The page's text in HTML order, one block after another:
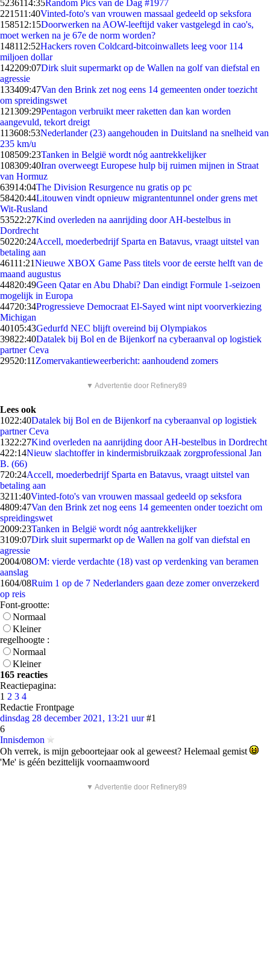
52361 14:35Random Pics van de Dag #1977
221511:40Vinted-foto's van vrouwen massaal gedeeld op seksfora
158512:15Doorwerken na AOW-leeftijd vaker vastgelegd in cao's,
moet werken na je 67e de norm worden?
148112:52Hackers roven Coldcard-bitcoinwallets leeg voor 114
miljoen dollar
142209:07Dirk sluit supermarkt op de Wallen na golf van diefstal en
agressie
133409:47Van den Brink zet nog eens 14 gemeenten onder toezicht
om spreidingswet
121309:29Pentagon verbruikt meer raketten dan kan worden
aangevuld, tekort dreigt
113608:53Nederlander (23) aangehouden in Duitsland na snelheid van
235 km/u
108509:23Tanken in België wordt nóg aantrekkelijker
108309:40Iran overweegt Europese hulp bij ruimen mijnen in Straat
van Hormuz
63914:04The Division Resurgence nu gratis op pc
58420:44Litouwen vindt opnieuw migrantentunnel onder grens met
Wit-Rusland
53522:27Kind overleden na aanrijding door AH-bestelbus in
Dordrecht
50220:24Accell, moederbedrijf Sparta en Batavus, vraagt uitstel van
betaling aan
46111:21Nieuwe XBOX Game Pass titels voor de eerste helft van de
maand augustus
44820:49Geen Qatar en Abu Dhabi? Dan eindigt Formule 1-seizoen
mogelijk in Europa
44720:34Progressieve Democraat El-Sayed wint nipt voorverkiezing
Michigan
40105:43Gedurfd NEC blijft overeind bij Olympiakos
39822:40Datalek bij Bol en de Bijenkorf na cyberaanval op logistiek
partner Ceva
29520:11 Zomervakantieweerbericht: aanhoudend zomers
▼ Advertentie door Refinery89
Lees ook
1022:40Datalek bij Bol en de Bijenkorf na cyberaanval op logistiek
partner Ceva
1322:27Kind overleden na aanrijding door AH-bestelbus in Dordrecht
422:14Nieuw slachtoffer in kindermisbruikzaak zorgprofessional Jan
B. (66)
720:24Accell, moederbedrijf Sparta en Batavus, vraagt uitstel van
betaling aan
3211:40Vinted-foto's van vrouwen massaal gedeeld op seksfora
4809:47Van den Brink zet nog eens 14 gemeenten onder toezicht om
spreidingswet
2009:23Tanken in België wordt nóg aantrekkelijker
3109:07Dirk sluit supermarkt op de Wallen na golf van diefstal en
agressie
2004/08OM: vierde verdachte (18) vast op verdenking van beramen
aanslag
1604/08Ruim 1 op de 7 Nederlanders gaan deze zomer onverzekerd
op reis
Font-grootte:
Normaal
Kleiner
regelhoogte :
Normaal
Kleiner
165 reacties
Reactiepagina:
1 2 3 4
Redactie Frontpage
dinsdag 28 december 2021, 13:21 uur #1
6
Innisdemon
Oh verrek, is mijn geboortejaar ook al geweest? Helemaal gemist
'Me' is géén bezittelijk voornaamwoord
▼ Advertentie door Refinery89